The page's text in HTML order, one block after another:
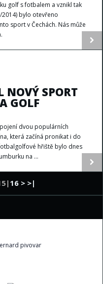
golf s fotbalem a vznikl tak
bylo otevřeno
sport v Čechách. Nás může
NOVÝ SPORT
GOLF
dvou populárních
která začíná pronikat i do
hřiště bylo dnes
na ...
16 > >|